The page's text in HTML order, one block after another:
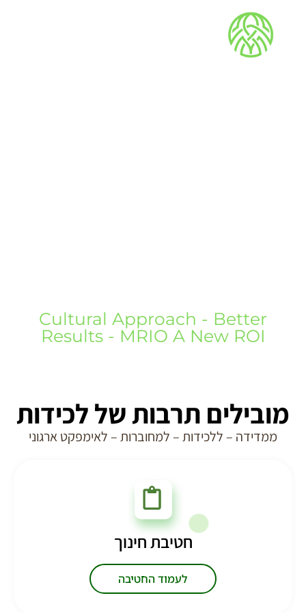
Cultural Approach - Better
Results - MRIO A New ROI
מובילים תרבות של לכידות
ממדידה – ללכידות – למחוברות – לאימפקט ארגוני
חטיבת חינוך
לעמוד החטיבה